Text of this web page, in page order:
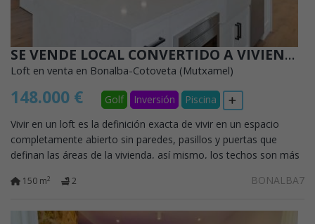
SE VENDE LOCAL CONVERTIDO A VIVIENDA LOFT DE 300 METROS CUADRADOS EN Bonalba Golf Resort
Loft en venta en Bonalba-Cotoveta (Mutxamel)
148.000 € Golf Inversión
Piscina
Vivir en un loft es la definición exacta de vivir en un espacio
completamente abierto sin paredes, pasillos y puertas que
definan las áreas de la vivienda, así mismo, los techos son más
150 m2 2 BONALBA7